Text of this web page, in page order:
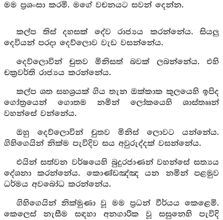
මම ප්‍රශංසා කරමි. මගේ වචනයට සවන් දෙන්න.
කල්ප තිස් දහසක් දේව රාජ්‍යය කරන්නේය. සියලු
දෙවියන් පරදා දෙව්ලොව වැඩ වසන්නේය.
දෙව්ලොවින් චුතව මිනිසත් බවක් ලබන්නේය. එහි
චක්‍රවර්ති රාජ්‍යය කරන්නේය.
කල්ප ශත සහශ්‍රයක් ගිය තැන ඔක්කාක කුලයෙහි ඉපිද
ගෝත්‍රයෙන් ගොතම නමින් ලෝකයෙහි ශාස්තෲන්
වහන්සේ වන්නේය.
ඔහු දෙව්ලොවින් චුතව මිනිස් ලොවට යන්නේය.
ගිහිගෙයින් නික්ම පැවිදිව සය අවුරුද්දක් වසන්නේය.
එයින් සත්වන වර්ෂයෙහි බුදුරජාණන් වහන්සේ සත්‍යය
දේශනා කරන්නේය. කොණ්ඩඤ්ඤ යන නමින් පළමුව
ධර්මය අවබෝධ කරන්නේය.
ගිහිගෙයින් නික්මුණා වූ මම ප්‍රධන් වීර්යය කෙළෙමි.
කෙලෙස් නැසීම සඳහා අනගාරික වූ සසුනෙහි පැවිදි